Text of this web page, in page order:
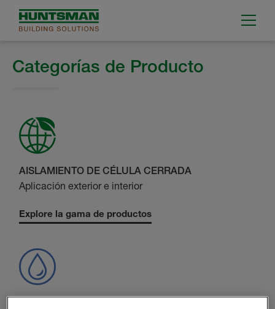
Categorías de Producto
AISLAMIENTO DE CÉLULA CERRADA
Aplicación exterior e interior
Explore la gama de productos